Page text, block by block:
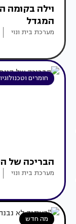
המגדל
מערכת בית ונוי
חומרים
הבריכה של
מערכת בית ונוי
מה חדש